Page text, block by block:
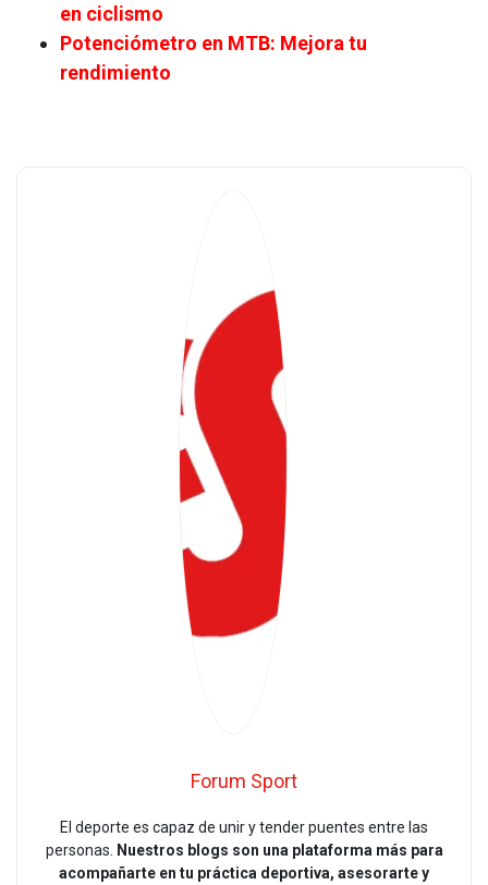
en ciclismo
Potenciómetro en MTB: Mejora tu
rendimiento
Forum Sport
El deporte es capaz de unir y tender puentes entre las
personas. Nuestros blogs son una plataforma más para
acompañarte en tu práctica deportiva, asesorarte y